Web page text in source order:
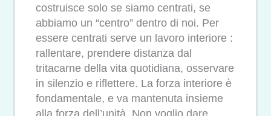
costruisce solo se siamo centrati, se
abbiamo un “centro” dentro di noi. Per
essere centrati serve un lavoro interiore :
rallentare, prendere distanza dal
tritacarne della vita quotidiana, osservare
in silenzio e riflettere. La forza interiore è
fondamentale, e va mantenuta insieme